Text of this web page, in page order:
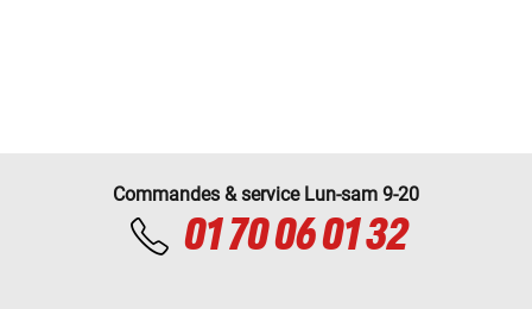
Commandes & service Lun-sam 9-20
01 70 06 01 32